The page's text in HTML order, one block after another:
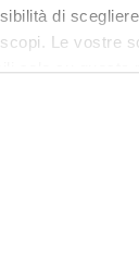
di
Le vostre
solo su questa
proprio
sui
sulla
E